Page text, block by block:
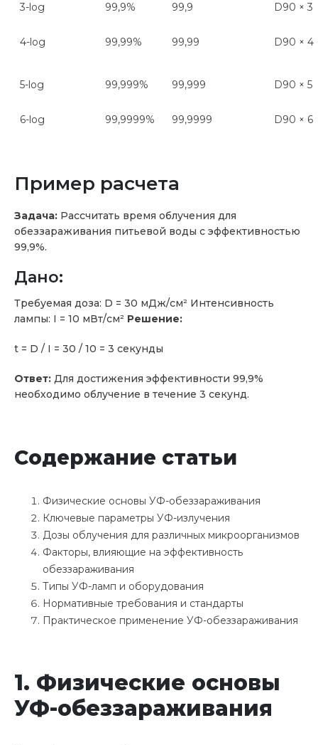
3-log 99,9% 99,9 D90 × 3
4-log 99,99% 99,99 D90 × 4
5-log 99,999% 99,999 D90 × 5
6-log 99,9999% 99,9999 D90 × 6
Пример расчета
Задача: Рассчитать время облучения для
обеззараживания питьевой воды с эффективностью
99,9%.
Дано:
Требуемая доза: D = 30 мДж/см² Интенсивность
лампы: I = 10 мВт/см² Решение:
t = D / I = 30 / 10 = 3 секунды
Ответ: Для достижения эффективности 99,9%
необходимо облучение в течение 3 секунд.
Содержание статьи
Физические основы УФ-обеззараживания
Ключевые параметры УФ-излучения
Дозы облучения для различных микроорганизмов
Факторы, влияющие на эффективность
обеззараживания
Типы УФ-ламп и оборудования
Нормативные требования и стандарты
Практическое применение УФ-обеззараживания
1. Физические основы
УФ-обеззараживания